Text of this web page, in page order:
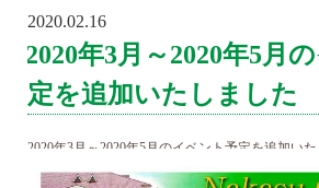
POSTED
2020.02.16
2020年3月～2020年5月
定を追加いたしました
2020年3月～2020年5月のイベント予定を追加いた